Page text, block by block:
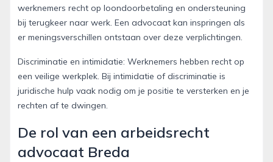
werknemers recht op loondoorbetaling en ondersteuning
bij terugkeer naar werk. Een advocaat kan inspringen als
er meningsverschillen ontstaan over deze verplichtingen.
Discriminatie en intimidatie: Werknemers hebben recht op
een veilige werkplek. Bij intimidatie of discriminatie is
juridische hulp vaak nodig om je positie te versterken en je
rechten af te dwingen.
De rol van een arbeidsrecht
advocaat Breda